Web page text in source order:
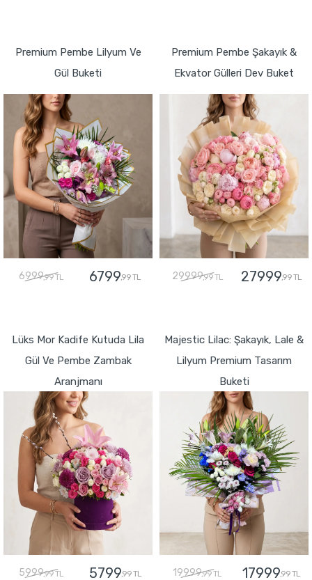
Premium Pembe Lilyum Ve
Gül Buketi
6999,99 TL 6799,99 TL
Premium Pembe Şakayık &
Ekvator Gülleri Dev Buket
29999,99 TL 27999,99 TL
Lüks Mor Kadife Kutuda Lila
Gül Ve Pembe Zambak
Aranjmanı
5999,99 TL 5799,99 TL
Majestic Lilac: Şakayık, Lale &
Lilyum Premium Tasarım
Buketi
19999,99 TL 17999,99 TL